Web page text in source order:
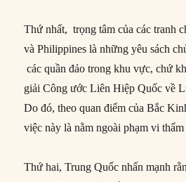
Thứ nhất, trọng tâm của các tranh
và Philippines là những yêu sách
các quần đảo trong khu vực, chứ
giải Công ước Liên Hiệp Quốc về
Do đó, theo quan điểm của Bắc
việc này là nằm ngoài phạm vi
Thứ hai, Trung Quốc nhấn mạnh